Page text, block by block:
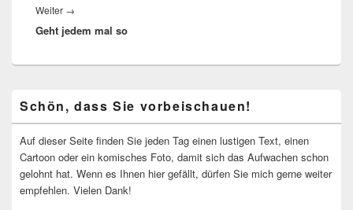
Weiter →
Beitrag:
Geht jedem mal so
Seitenleisten-
Widgetbereich
Schön, dass Sie vorbeischauen!
Auf dieser Seite finden Sie jeden Tag einen lustigen Text, einen
Cartoon oder ein komisches Foto, damit sich das Aufwachen schon
gelohnt hat. Wenn es Ihnen hier gefällt, dürfen Sie mich gerne weiter
empfehlen. Vielen Dank!